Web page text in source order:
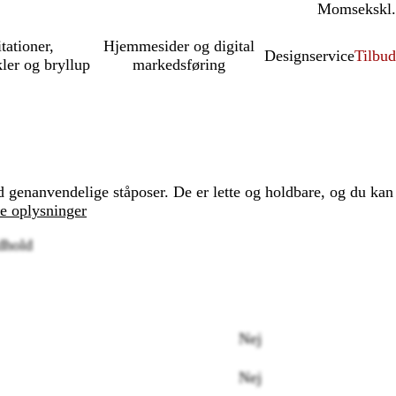
Momsinkl.
ekskl.
og bryllup
Hjemmesider og digital
markedsføring
DesignserviceTilbud
ståposer. De er lette og holdbare, og du kan
oplysninger
Nej
Nej